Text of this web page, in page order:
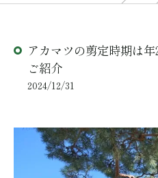
アカマツの剪定時期は
ご紹介
2024/12/31